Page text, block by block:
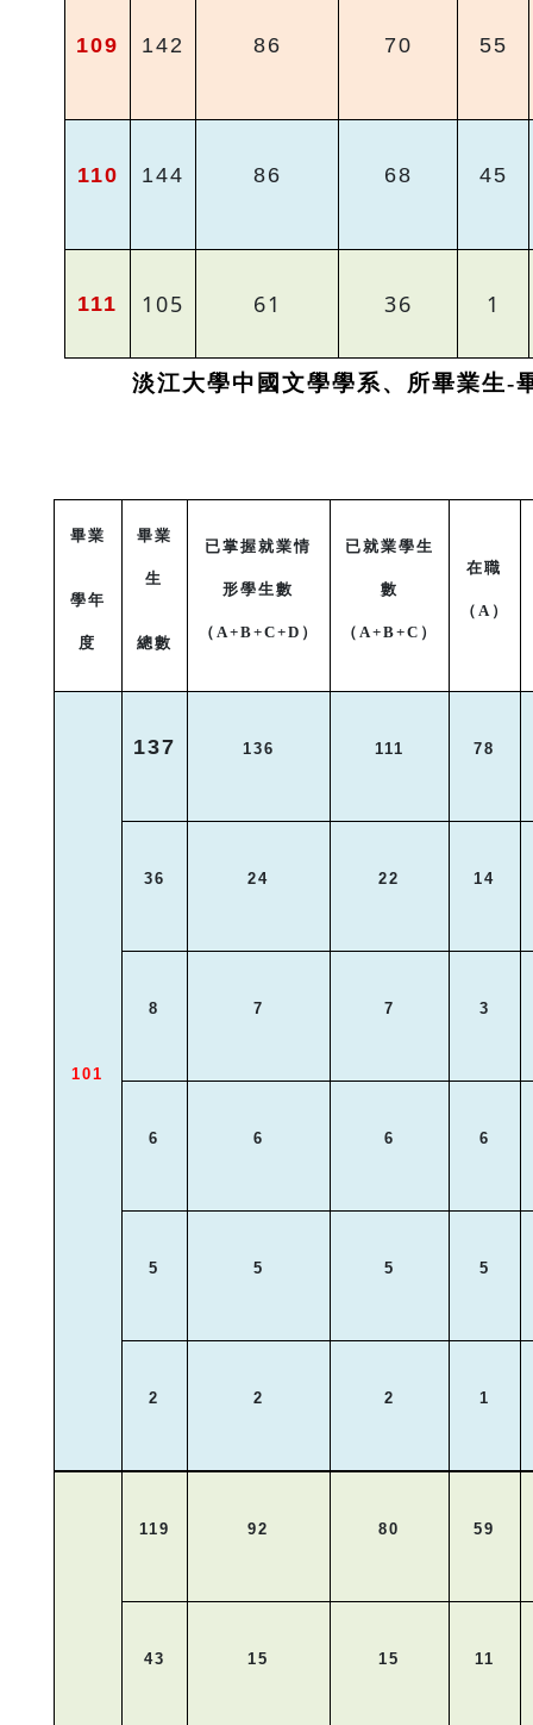
109 142 86 70 55
110 144 86 68 45
111 105 61 36 1
淡江大學中國文學學系、所畢業生-
畢業
學年
度
畢業
生
總數
已掌握就業情
形學生數
（ A+B+C+D ）
已就業學生
數
（ A+B+C ）
在職
（ A ）
101
137 136 111 78
36 24 22 14
8 7 7 3
6 6 6 6
5 5 5 5
2 2 2 1
119 92 80 59
43 15 15 11